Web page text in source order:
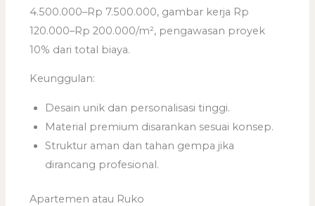
4.500.000–Rp 7.500.000, gambar kerja Rp
120.000–Rp 200.000/m², pengawasan proyek
10% dari total biaya.
Keunggulan:
Desain unik dan personalisasi tinggi.
Material premium disarankan sesuai konsep.
Struktur aman dan tahan gempa jika
dirancang profesional.
Apartemen atau Ruko